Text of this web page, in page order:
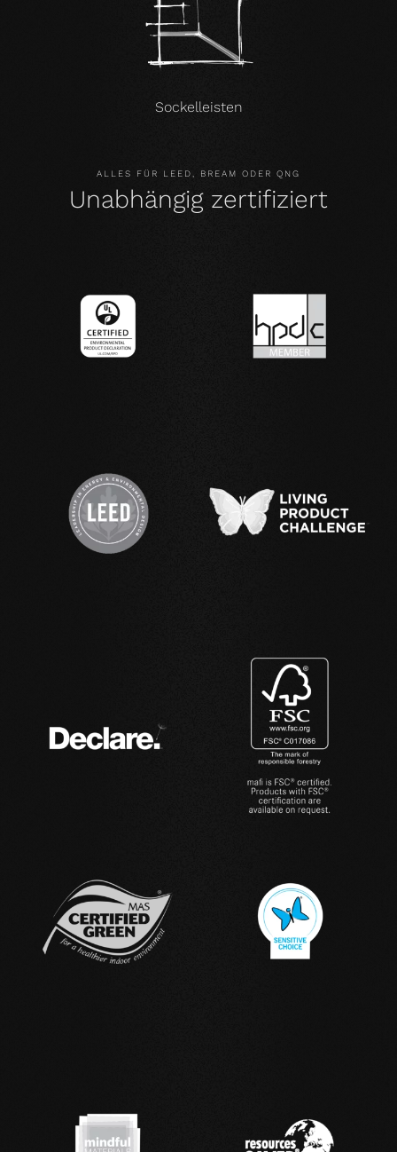
Sockelleisten
ALLES FÜR LEED, BREAM ODER QNG
Unabhängig zertifiziert